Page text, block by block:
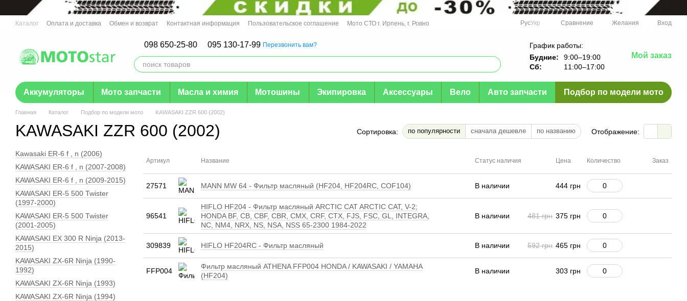
Перейти к основному контенту
Каталог Оплата и доставка Обмен и возврат Контактная информация Пользовательское соглашение
Мото СТО г. Ирпень, г. Ровно
РусУкр Сравнение Желания Вход
098 650-25-80 095 130-17-99 Перезвонить вам?
График работы:
Будние:
9:00–19:00
Сб:
11:00–17:00
Мой заказ
Аккумуляторы Мото запчасти Масла и химия Мотошины Экипировка Аксессуары Вело Авто запчасти Подбор по модели мото
Главная Каталог Подбор по модели мото KAWASAKI ZZR 600 (2002)
KAWASAKI ZZR 600 (2002) Сортировка: по популярности сначала дешевле по названию Отображение:
Артикул Название Статус наличия Цена Количество Заказ
27571 MANN MW 64 - Фильтр масляный (HF204, HF204RC, COF104) В наличии 444 грн
96541
HIFLO HF204 - Фильтр масляный ARCTIC CAT ARCTIC CAT, V-2;
HONDA BF, CB, CBF, CBR, CMX, CRF, CTX, FJS, FSC, GL, INTEGRA,
NC, NM4, NRX, NS, NSA, NSS 65-2300 1984-2022
В наличии 481 грн 375 грн
309839 HIFLO HF204RC - Фильтр масляный В наличии 592 грн 465 грн
FFP004
Фильтр масляный ATHENA FFP004 HONDA / KAWASAKI / YAMAHA
(HF204)
В наличии 303 грн
Kawasaki ER-6 f , n (2006)
KAWASAKI ER-6 f , n (2007-2008)
KAWASAKI ER-6 f , n (2009-2015)
KAWASAKI ER-5 500 Twister
(1997-2000)
KAWASAKI ER-5 500 Twister
(2001-2005)
KAWASAKI EX 300 R Ninja (2013-
2015)
KAWASAKI ZX-6R Ninja (1990-
1992)
KAWASAKI ZX-6R Ninja (1993)
KAWASAKI ZX-6R Ninja (1994)